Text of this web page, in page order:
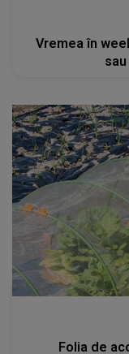
Vremea în
Folia de